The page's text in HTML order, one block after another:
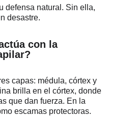
defensa natural. Sin ella,
desastre.
con la
capas: médula, córtex y
brilla en el córtex, donde
que dan fuerza. En la
escamas protectoras.